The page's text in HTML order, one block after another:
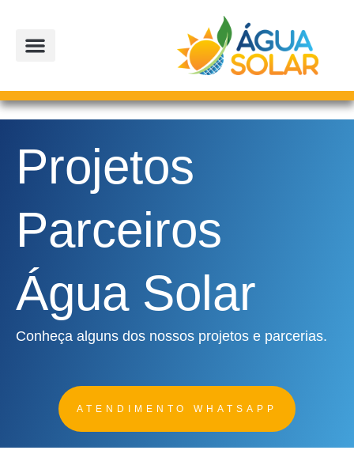
Projetos
Parceiros
Água Solar
Conheça alguns dos nossos projetos e parcerias.
ATENDIMENTO WHATSAPP